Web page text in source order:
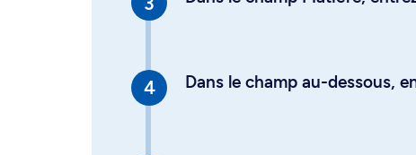
Dans le champ au-dessous,